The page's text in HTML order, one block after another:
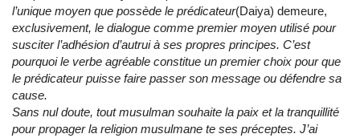
l’unique moyen que possède le prédicateur(Daiya) demeure,
exclusivement, le dialogue comme premier moyen utilisé pour
susciter l’adhésion d’autrui à ses propres principes. C’est
pourquoi le verbe agréable constitue un premier choix pour que
le prédicateur puisse faire passer son message ou défendre sa
cause.
Sans nul doute, tout musulman souhaite la paix et la tranquillité
pour propager la religion musulmane te ses préceptes. J’ai